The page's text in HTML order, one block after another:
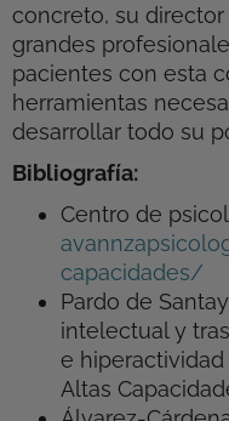
concreto, su director
grandes
pacientes con esta
herramientas
desarrollar todo su
Bibliografía:
Centro de
capacidades/
Pardo de
intelectual y
e hiperactividad
Altas